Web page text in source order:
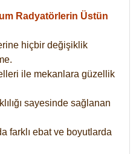
Radyatörlerin Üstün
hiçbir değişiklik
ile mekanlara güzellik
sayesinde sağlanan
farklı ebat ve boyutlarda